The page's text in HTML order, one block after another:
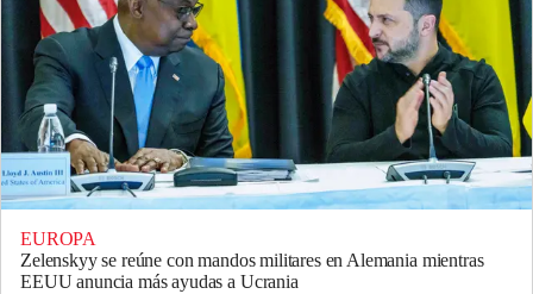
EUROPA
Zelenskyy se reúne con mandos militares en Alemania mientras
EEUU anuncia más ayudas a Ucrania